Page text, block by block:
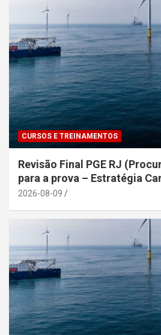
CURSOS E TREINAMENTOS
Revisão Final PGE RJ
para a prova – Estratégia
2026-08-09